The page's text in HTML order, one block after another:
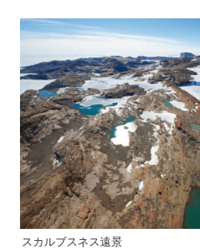
スカルブスネス遠景